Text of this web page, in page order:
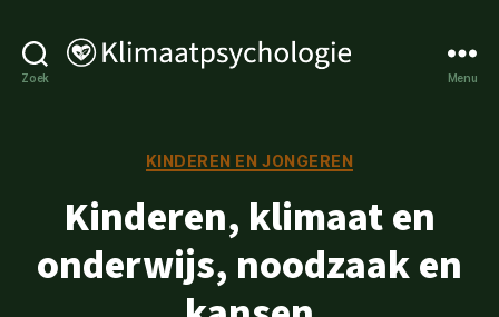
Zoek Menu
Categorieën
KINDEREN EN JONGEREN
Kinderen, klimaat en
onderwijs, noodzaak en